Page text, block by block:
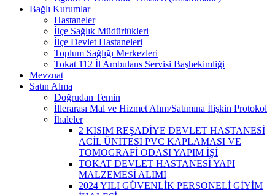
Bağlı Kurumlar
Hastaneler
İlçe Sağlık Müdürlükleri
İlçe Devlet Hastaneleri
Toplum Sağlığı Merkezleri
Tokat 112 İl Ambulans Servisi Başhekimliği
Mevzuat
Satın Alma
Doğrudan Temin
İllerarası Mal ve Hizmet Alım/Satımına İlişkin Protokol
İhaleler
2 KISIM REŞADİYE DEVLET HASTANESİ
ACİL ÜNİTESİ PVC KAPLAMASI VE
TOMOGRAFİ ODASI YAPIM İŞİ
TOKAT DEVLET HASTANESİ YAPI
MALZEMESİ ALIMI
2024 YILI GÜVENLİK PERSONELİ GİYİM